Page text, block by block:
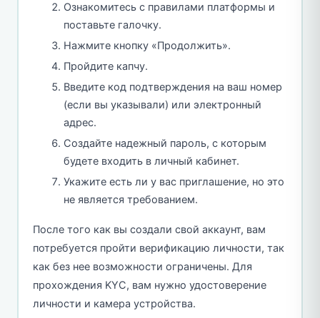
Ознакомитесь с правилами платформы и
поставьте галочку.
Нажмите кнопку «Продолжить».
Пройдите капчу.
Введите код подтверждения на ваш номер
(если вы указывали) или электронный
адрес.
Создайте надежный пароль, с которым
будете входить в личный кабинет.
Укажите есть ли у вас приглашение, но это
не является требованием.
После того как вы создали свой аккаунт, вам
потребуется пройти верификацию личности, так
как без нее возможности ограничены. Для
прохождения KYC, вам нужно удостоверение
личности и камера устройства.